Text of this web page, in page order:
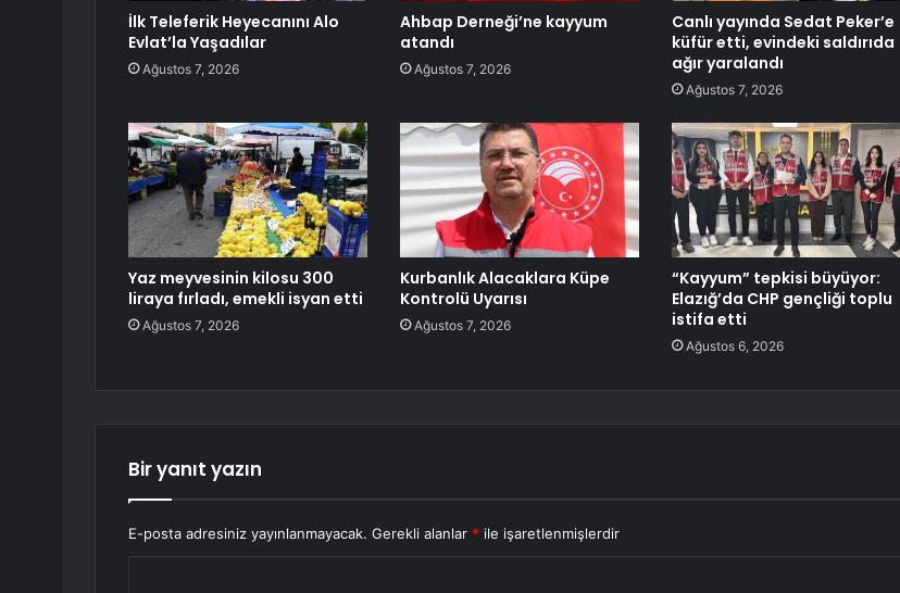
İlk Teleferik Heyecanını Alo
Evlat’la Yaşadılar
Ağustos 7, 2026
Ahbap Derneği’ne kayyum
atandı
Ağustos 7, 2026
Canlı yayında Sedat Peker’e
küfür etti, evindeki saldırıda
ağır yaralandı
Ağustos 7, 2026
Yaz meyvesinin kilosu 300
liraya fırladı, emekli isyan etti
Ağustos 7, 2026
Kurbanlık Alacaklara Küpe
Kontrolü Uyarısı
Ağustos 7, 2026
“Kayyum” tepkisi büyüyor:
Elazığ’da CHP gençliği toplu
istifa etti
Ağustos 6, 2026
Bir yanıt yazın
E-posta adresiniz yayınlanmayacak. Gerekli alanlar * ile işaretlenmişlerdir